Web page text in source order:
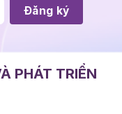
PHÁT TRIỂN